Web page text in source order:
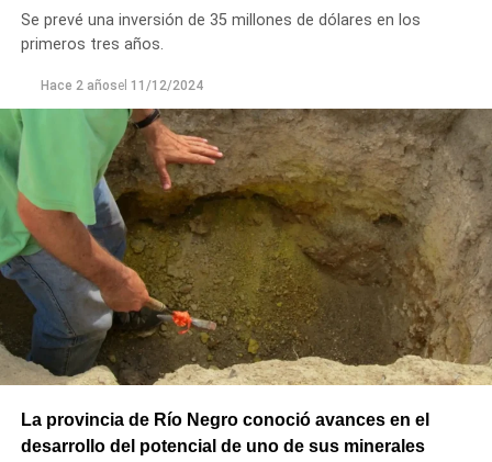
Se prevé una inversión de 35 millones de dólares en los
primeros tres años.
Hace 2 añosel 11/12/2024
La provincia de Río Negro conoció avances en el
desarrollo del potencial de uno de sus minerales